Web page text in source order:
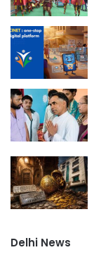
Delhi News